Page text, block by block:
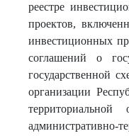
реестре
проектов,
инвестиционных
соглашений о
государственной
организации
административно-